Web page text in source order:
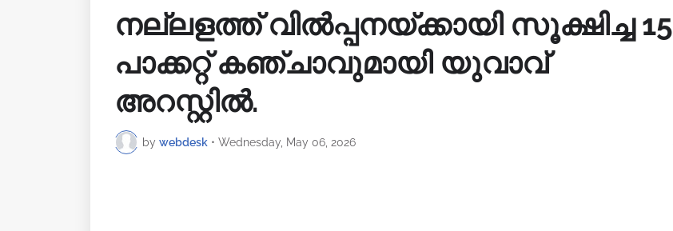
നല്ലളത്ത് വിൽപ്പനയ്ക്കായി സൂക്ഷിച്ച 15
പാക്കറ്റ് കഞ്ചാവുമായി യുവാവ്
അറസ്റ്റിൽ.
by webdesk • Wednesday, May 06, 2026